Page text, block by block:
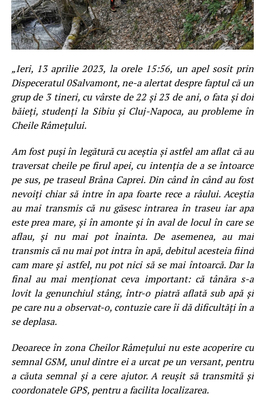
„Ieri, 13 aprilie 2023, la orele 15:56, un apel sosit prin
Dispeceratul 0Salvamont, ne-a alertat despre faptul că un
grup de 3 tineri, cu vârste de 22 și 23 de ani, o fata și doi
băieți, studenți la Sibiu și Cluj-Napoca, au probleme în
Cheile Râmețului.
Am fost puși în legătură cu aceștia și astfel am aflat că au
traversat cheile pe firul apei, cu intenția de a se întoarce
pe sus, pe traseul Brâna Caprei. Din când în când au fost
nevoiți chiar să intre în apa foarte rece a râului. Aceștia
au mai transmis că nu găsesc intrarea în traseu iar apa
este prea mare, și în amonte și în aval de locul în care se
aflau, și nu mai pot înainta. De asemenea, au mai
transmis că nu mai pot intra în apă, debitul acesteia fiind
cam mare și astfel, nu pot nici să se mai întoarcă. Dar la
final au mai menționat ceva important: că tânăra s-a
lovit la genunchiul stâng, într-o piatră aflată sub apă și
pe care nu a observat-o, contuzie care îi dă dificultăți în a
se deplasa.
Deoarece în zona Cheilor Râmețului nu este acoperire cu
semnal GSM, unul dintre ei a urcat pe un versant, pentru
a căuta semnal și a cere ajutor. A reușit să transmită și
coordonatele GPS, pentru a facilita localizarea.